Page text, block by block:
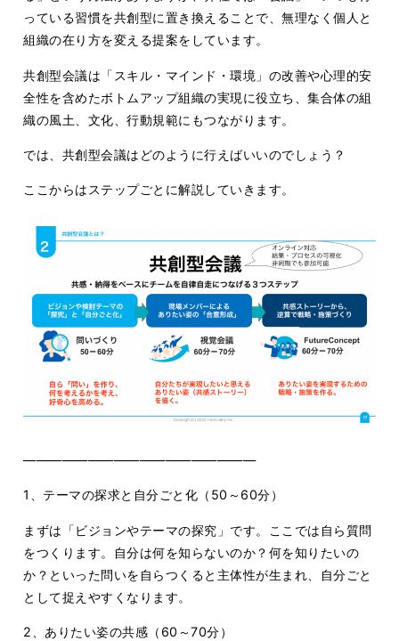
っている習慣を共創型に置き換えることで、無理なく個人と
組織の在り方を変える提案をしています。
共創型会議は「スキル・マインド・環境」の改善や心理的安
全性を含めたボトムアップ組織の実現に役立ち、集合体の組
織の風土、文化、行動規範にもつながります。
では、共創型会議はどのように行えばいいのでしょう？
ここからはステップごとに解説していきます。
――――――――――――――――――
1、テーマの探求と自分ごと化（50～60分）
まずは「ビジョンやテーマの探究」です。ここでは自ら質問
をつくります。自分は何を知らないのか？何を知りたいの
か？といった問いを自らつくると主体性が生まれ、自分ごと
として捉えやすくなります。
2、ありたい姿の共感（60～70分）